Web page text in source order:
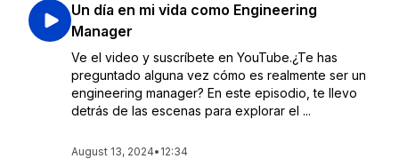
Un día en mi vida como Engineering
Manager
Ve el video y suscríbete en YouTube.¿Te has
preguntado alguna vez cómo es realmente ser un
engineering manager? En este episodio, te llevo
detrás de las escenas para explorar el ...
August 13, 2024• 12:34